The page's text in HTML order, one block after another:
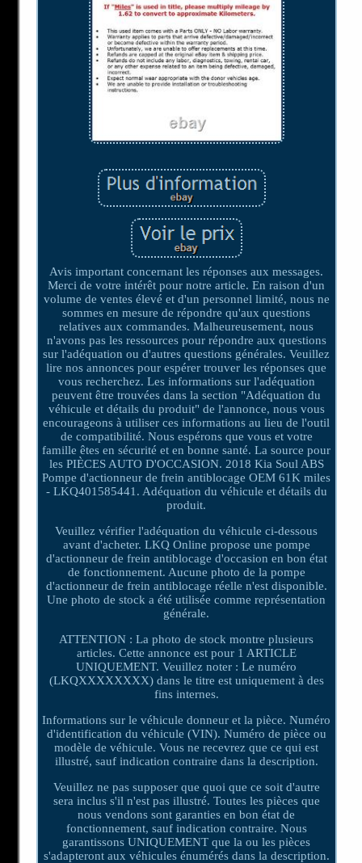
Avis important concernant les réponses aux messages.
Merci de votre intérêt pour notre article. En raison d'un
volume de ventes élevé et d'un personnel limité, nous ne
sommes en mesure de répondre qu'aux questions
relatives aux commandes. Malheureusement, nous
n'avons pas les ressources pour répondre aux questions
sur l'adéquation ou d'autres questions générales. Veuillez
lire nos annonces pour espérer trouver les réponses que
vous recherchez. Les informations sur l'adéquation
peuvent être trouvées dans la section "Adéquation du
véhicule et détails du produit" de l'annonce, nous vous
encourageons à utiliser ces informations au lieu de l'outil
de compatibilité. Nous espérons que vous et votre
famille êtes en sécurité et en bonne santé. La source pour
les PIÈCES AUTO D'OCCASION. 2018 Kia Soul ABS
Pompe d'actionneur de frein antiblocage OEM 61K miles
- LKQ401585441. Adéquation du véhicule et détails du
produit.
Veuillez vérifier l'adéquation du véhicule ci-dessous
avant d'acheter. LKQ Online propose une pompe
d'actionneur de frein antiblocage d'occasion en bon état
de fonctionnement. Aucune photo de la pompe
d'actionneur de frein antiblocage réelle n'est disponible.
Une photo de stock a été utilisée comme représentation
générale.
ATTENTION : La photo de stock montre plusieurs
articles. Cette annonce est pour 1 ARTICLE
UNIQUEMENT. Veuillez noter : Le numéro
(LKQXXXXXXXX) dans le titre est uniquement à des
fins internes.
Informations sur le véhicule donneur et la pièce. Numéro
d'identification du véhicule (VIN). Numéro de pièce ou
modèle de véhicule. Vous ne recevrez que ce qui est
illustré, sauf indication contraire dans la description.
Veuillez ne pas supposer que quoi que ce soit d'autre
sera inclus s'il n'est pas illustré. Toutes les pièces que
nous vendons sont garanties en bon état de
fonctionnement, sauf indication contraire. Nous
garantissons UNIQUEMENT que la ou les pièces
s'adapteront aux véhicules énumérés dans la description.